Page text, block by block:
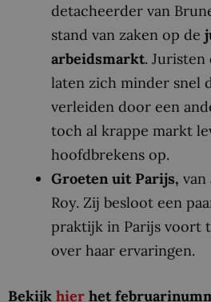
detacheerder van
stand van zaken op de
arbeidsmarkt. Juristen
laten zich minder snel
verleiden door een
toch al krappe markt
hoofdbrekens op.
Groeten uit Parijs, van
Roy. Zij besloot een
praktijk in Parijs voort
over haar ervaringen.
Bekijk hier het